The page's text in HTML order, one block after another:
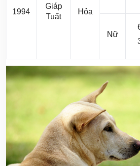
1994
Giáp
Tuất
Hỏa
Nữ